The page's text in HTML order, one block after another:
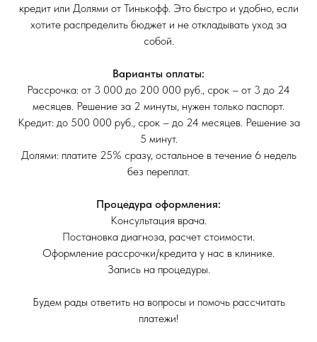
кредит или Долями от Тинькофф. Это быстро и удобно, если
хотите распределить бюджет и не откладывать уход за
собой.
Варианты оплаты:
Рассрочка: от 3 000 до 200 000 руб., срок – от 3 до 24
месяцев. Решение за 2 минуты, нужен только паспорт.
Кредит: до 500 000 руб., срок – до 24 месяцев. Решение за
5 минут.
Долями: платите 25% сразу, остальное в течение 6 недель
без переплат.
Процедура оформления:
Консультация врача.
Постановка диагноза, расчет стоимости.
Оформление рассрочки/кредита у нас в клинике.
Запись на процедуры.
Будем рады ответить на вопросы и помочь рассчитать
платежи!